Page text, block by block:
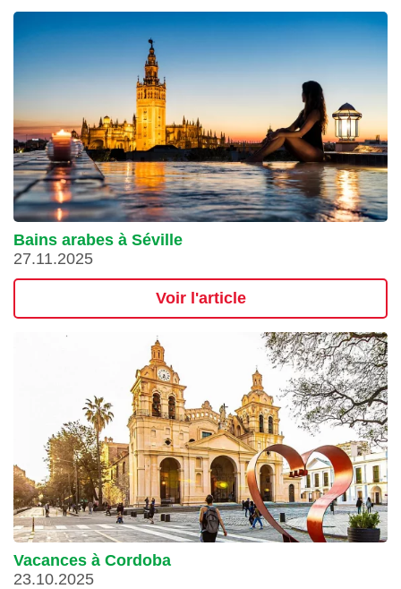
Bains arabes à Séville
27.11.2025
Voir l'article
Vacances à Cordoba
23.10.2025